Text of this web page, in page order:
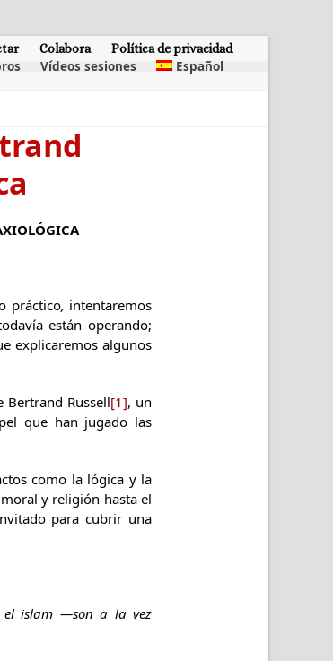
Colabora Política de privacidad
Vídeos sesiones Español
práctico, intentaremos
están operando;
explicaremos algunos
Russell[1], un
que han jugado las
como la lógica y la
y religión hasta el
para cubrir una
el islam —son a la vez